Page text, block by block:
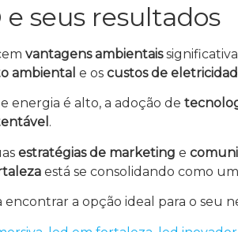
seus resultados
vantagens ambientais
ambiental e os custos de
energia é alto, a adoção de
.
estratégias de marketing e
está se consolidando como um
encontrar a opção ideal para o seu